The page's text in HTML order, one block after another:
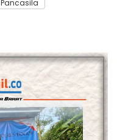
Pancasila